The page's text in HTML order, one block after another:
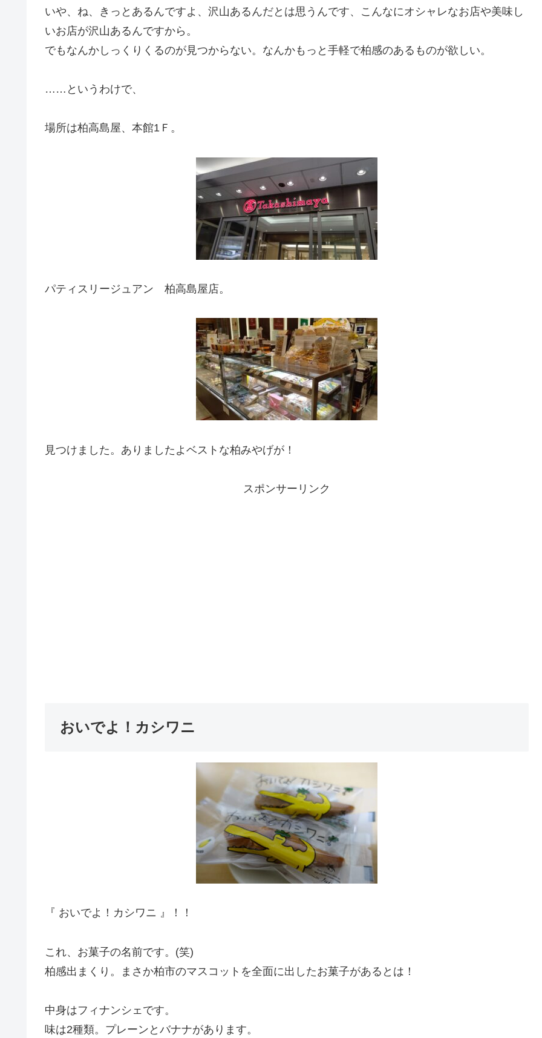
いや、ね、きっとあるんですよ、沢山あるんだとは思うんです、こんなにオシャレなお店や美味し
いお店が沢山あるんですから。
でもなんかしっくりくるのが見つからない。なんかもっと手軽で柏感のあるものが欲しい。
……というわけで、
場所は柏高島屋、本館1Ｆ。
パティスリージュアン 柏高島屋店。
見つけました。ありましたよベストな柏みやげが！
スポンサーリンク
おいでよ！カシワニ
『 おいでよ！カシワニ 』！！
これ、お菓子の名前です。(笑)
柏感出まくり。まさか柏市のマスコットを全面に出したお菓子があるとは！
中身はフィナンシェです。
味は2種類。プレーンとバナナがあります。